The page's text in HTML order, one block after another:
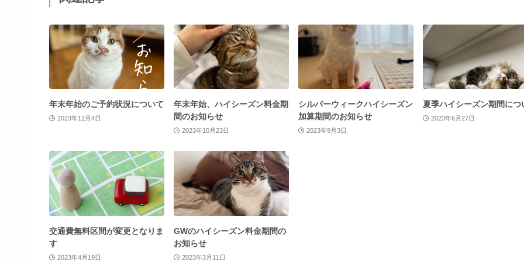
年末年始のご予約状況について
2023年12月4日
年末年始、ハイシーズン料金期
間のお知らせ
2023年10月23日
シルバーウィークハイシーズン
加算期間のお知らせ
2023年9月3日
夏季ハイシーズン期間につ
2023年6月27日
交通費無料区間が変更となりま
す
2023年4月19日
GWのハイシーズン料金期間の
お知らせ
2023年3月11日